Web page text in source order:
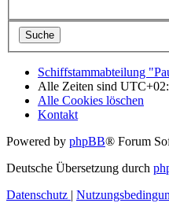
Schiffstammabteilung
Alle Zeiten sind
Alle Cookies löschen
Kontakt
Powered by phpBB® Forum
Deutsche Übersetzung durch
Datenschutz |